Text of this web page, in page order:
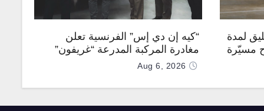
لمدة
مسيّرة
“كيه إن دي إس” الفرنسية تعلن
مغادرة المركبة المدرعة “غريفون”
رقم 1000 لخط الإنتاجAug 6, 2026